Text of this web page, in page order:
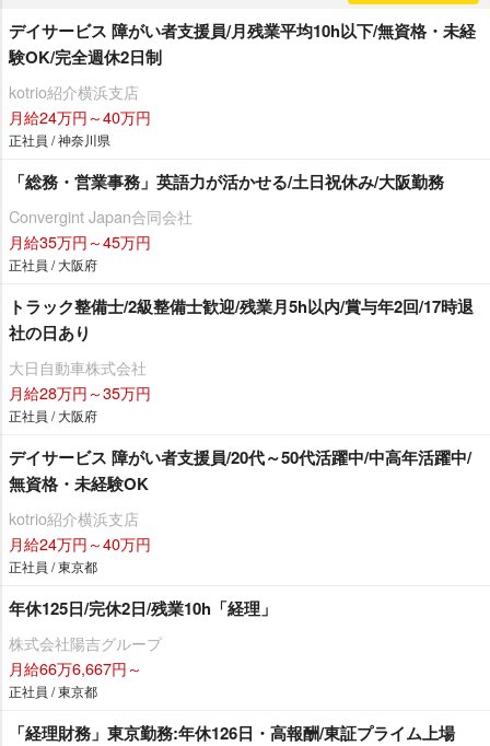
デイサービス 障がい者支援員/月残業平均10h以下/無資格・未経
験OK/完全週休2日制
kotrio紹介横浜支店
月給24万円～40万円
正社員 / 神奈川県
「総務・営業事務」英語力が活かせる/土日祝休み/大阪勤務
Convergint Japan合同会社
月給35万円～45万円
正社員 / 大阪府
トラック整備士/2級整備士歓迎/残業月5h以内/賞与年2回/17時退
社の日あり
大日自動車株式会社
月給28万円～35万円
正社員 / 大阪府
デイサービス 障がい者支援員/20代～50代活躍中/中高年活躍中/
無資格・未経験OK
kotrio紹介横浜支店
月給24万円～40万円
正社員 / 東京都
年休125日/完休2日/残業10h「経理」
株式会社陽吉グループ
月給66万6,667円～
正社員 / 東京都
「経理財務」東京勤務:年休126日・高報酬/東証プライム上場